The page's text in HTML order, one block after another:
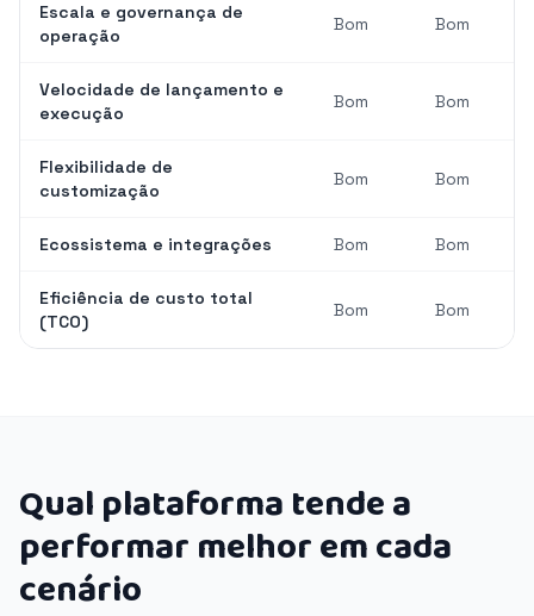
Escala e governança de
operação
Bom Bom
Velocidade de lançamento e
execução
Bom Bom
Flexibilidade de
customização
Bom Bom
Ecossistema e integrações Bom Bom
Eficiência de custo total
(TCO)
Bom Bom
Qual plataforma tende a
performar melhor em cada
cenário